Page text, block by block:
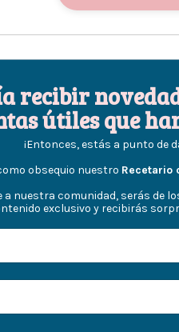
recibir
útiles que
¡Entonces, estás a punto de
obsequio nuestro Recetario
a nuestra comunidad, serás de
exclusivo y recibirás